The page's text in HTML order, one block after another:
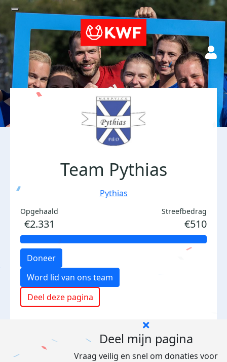
Team Pythias
Pythias
Opgehaald
€2.331
Streefbedrag
€510
Doneer
Word lid van ons team
Deel deze pagina
Deel mijn pagina
Vraag veilig en snel om donaties voor